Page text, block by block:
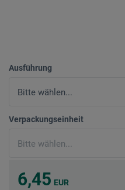
Ausführung
Verpackungseinheit
6,45 EUR